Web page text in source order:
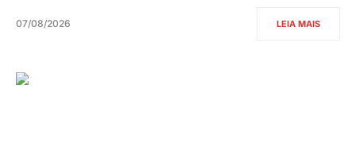
07/08/2026 LEIA MAIS